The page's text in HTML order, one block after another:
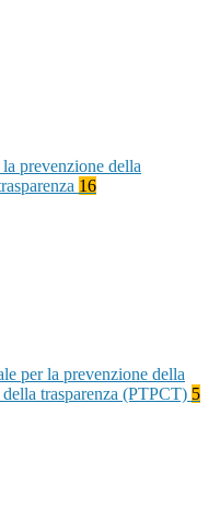
prevenzione della
16
per la prevenzione della
trasparenza (PTPCT) 5